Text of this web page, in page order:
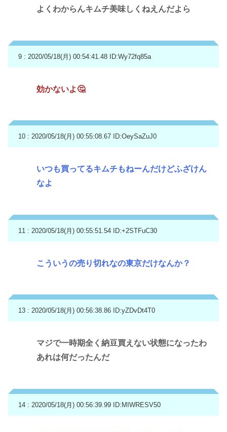
よくわからんキムチ美味しくねえんだよら
9 : 2020/05/18(月) 00:54:41.48 ID:Wy72fq85a
効かないよ🤔
10 : 2020/05/18(月) 00:55:08.67 ID:OeySaZuJ0
いつも買ってるキムチもねーんだけどふざけん
なよ
11 : 2020/05/18(月) 00:55:51.54 ID:+2STFuC30
こういうの売り切れなの東京だけなんか？
13 : 2020/05/18(月) 00:56:38.86 ID:yZDvDt4T0
マジで一時期全く納豆買えない状態になったわ
あれは何だったんだ
14 : 2020/05/18(月) 00:56:39.99 ID:MIWRESV50